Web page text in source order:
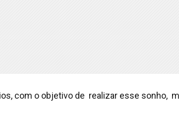
com o objetivo de realizar esse sonho,